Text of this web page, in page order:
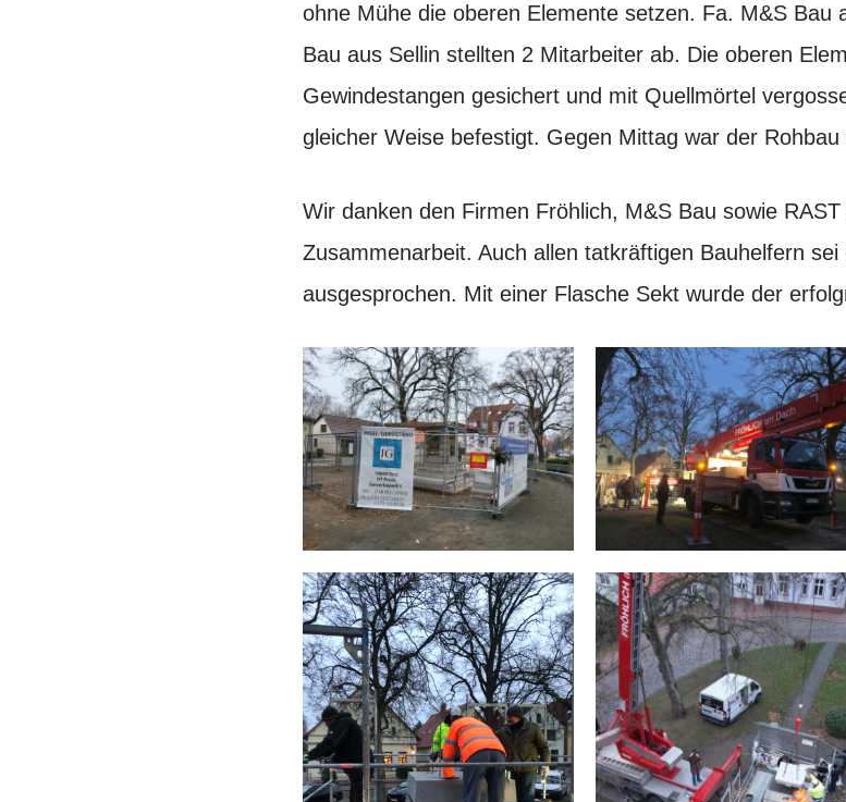
ohne Mühe die oberen Elemente setzen. Fa. M&S Bau
Bau aus Sellin stellten 2 Mitarbeiter ab. Die oberen
Gewindestangen gesichert und mit Quellmörtel
gleicher Weise befestigt. Gegen Mittag war der
Wir danken den Firmen Fröhlich, M&S Bau sowie
Zusammenarbeit. Auch allen tatkräftigen Bauhelfern
ausgesprochen. Mit einer Flasche Sekt wurde der